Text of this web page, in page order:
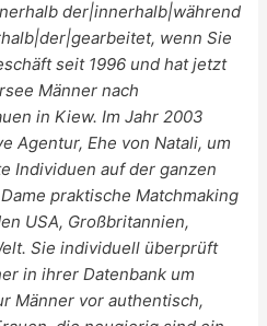
der|innerhalb|während
wenn Sie
seit 1996 und hat jetzt
Männer nach
in Kiew. Im Jahr 2003
Agentur, Ehe von Natali, um
Individuen auf der ganzen
praktische Matchmaking
USA, Großbritannien,
Sie individuell überprüft
in ihrer Datenbank um
Männer vor authentisch,